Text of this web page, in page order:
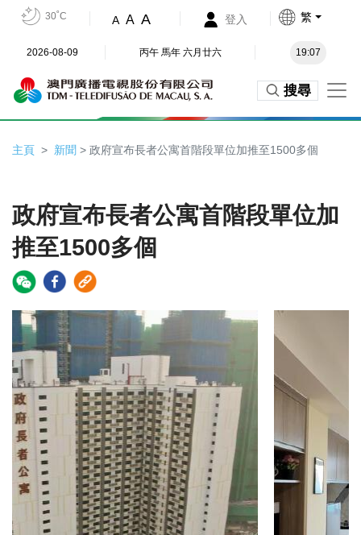
30˚C A A A 登入 繁
2026-08-09 丙午 馬年 六月廿六 19:07
搜尋
主頁 新聞 > 政府宣布長者公寓首階段單位加推至1500多個
政府宣布長者公寓首階段單位加
推至1500多個